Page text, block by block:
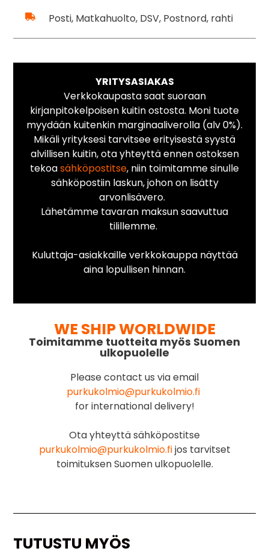
Posti, Matkahuolto, DSV, Postnord, rahti
YRITYSASIAKAS
Verkkokaupasta saat suoraan
kirjanpitokelpoisen kuitin ostosta. Moni tuote
myydään kuitenkin marginaaliverolla (alv 0%).
Mikäli yrityksesi tarvitsee erityisestä syystä
alvillisen kuitin, ota yhteyttä ennen ostoksen
tekoasähköpostitse, niin toimitamme sinulle
sähköpostiin laskun, johon on lisätty
arvonlisävero.
Lähetämme tavaran maksun saavuttua
tilillemme.
Kuluttaja-asiakkaille verkkokauppa näyttää
aina lopullisen hinnan.
WE SHIP WORLDWIDE
Toimitamme tuotteita myös Suomen
ulkopuolelle
Please contact us via email
purkukolmio@purkukolmio.fi
for international delivery!
Ota yhteyttä sähköpostitse
purkukolmio@purkukolmio.fijos tarvitset
toimituksen Suomen ulkopuolelle.
TUTUSTU MYÖS